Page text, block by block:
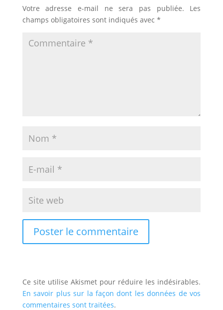
Votre adresse e-mail ne sera pas publiée.
Les
champs obligatoires sont indiqués avec *
Ce site utilise Akismet pour réduire les indésirables.
En savoir plus sur la façon dont les données de vos
commentaires sont traitées.